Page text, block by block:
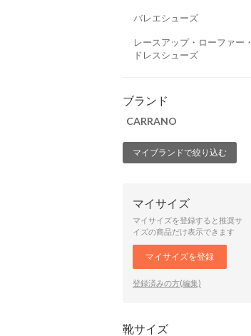
バレエシューズ
レースアップ・ローファー・
ドレスシューズ
ブランド
CARRANO
マイブランドで絞り込む
マイサイズ
マイサイズを登録すると推奨サ
イズの商品だけ表示できます
マイサイズを登録
登録済みの方(編集)
靴サイズ